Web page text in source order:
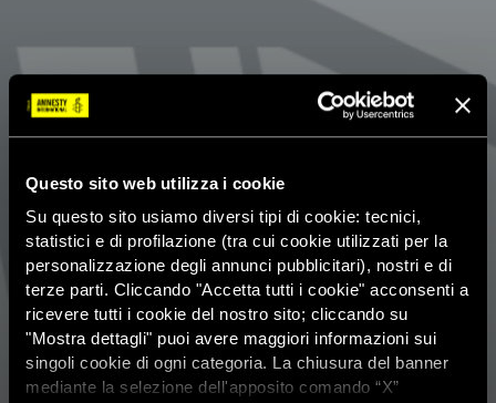
Questo sito web utilizza i cookie
Su questo sito usiamo diversi tipi di cookie: tecnici,
statistici e di profilazione (tra cui cookie utilizzati per la
personalizzazione degli annunci pubblicitari), nostri e di
terze parti. Cliccando "Accetta tutti i cookie" acconsenti a
ricevere tutti i cookie del nostro sito; cliccando su
"Mostra dettagli" puoi avere maggiori informazioni sui
singoli cookie di ogni categoria. La chiusura del banner
mediante la selezione dell'apposito comando “X”